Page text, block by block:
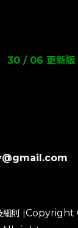
30 / 06 更新版
細則 |Copyright